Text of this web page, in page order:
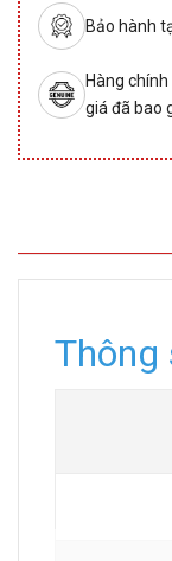
Bảo hành
Hàng
giá đã bao
Thông